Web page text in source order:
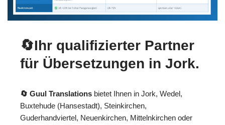
🔄Ihr qualifizierter Partner
für Übersetzungen in Jork.
🔄 Guul Translations bietet Ihnen in Jork, Wedel,
Buxtehude (Hansestadt), Steinkirchen,
Guderhandviertel, Neuenkirchen, Mittelnkirchen oder